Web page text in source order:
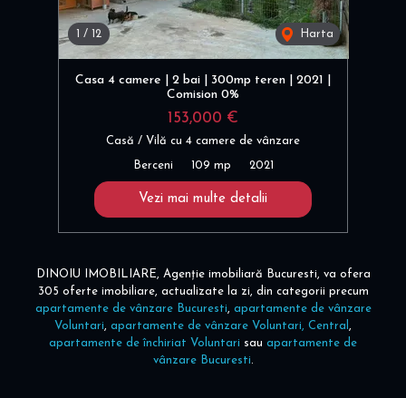
1 / 12 Harta
Casa 4 camere | 2 bai | 300mp teren | 2021 |
Comision 0%
153,000 €
Casă / Vilă cu 4 camere de vânzare
Berceni 109 mp 2021
Vezi mai multe detalii
DINOIU IMOBILIARE, Agenție imobiliară Bucuresti, va ofera
305 oferte imobiliare, actualizate la zi, din categorii precum
apartamente de vânzare Bucuresti, apartamente de vânzare
Voluntari, apartamente de vânzare Voluntari, Central ,
apartamente de închiriat Voluntari sau apartamente de
vânzare Bucuresti.